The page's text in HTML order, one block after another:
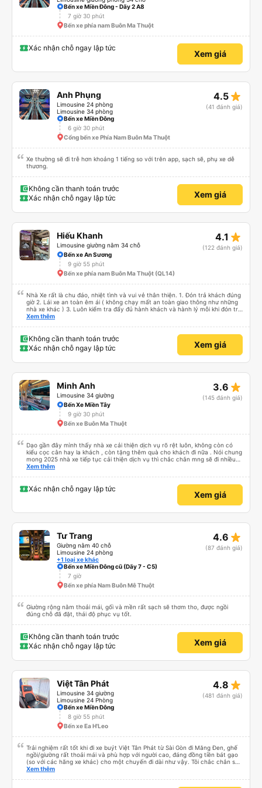
Bến xe Miền Đông - Dãy 2 A8
7 giờ 30 phút
Bến xe phía nam Buôn Ma Thuột
Xác nhận chỗ ngay lập tức
Xem giá
Anh Phụng
Limousine 24 phòng
Limousine 34 phòng
4.5 star_rate
(41 đánh giá)
Bến xe Miền Đông
6 giờ 30 phút
Cổng bến xe Phía Nam Buôn Ma Thuột
Xe thường sẽ đi trễ hơn khoảng 1 tiếng so với trên app, sạch sẽ, phụ xe dễ
thương.
Không cần thanh toán trước
Xác nhận chỗ ngay lập tức
Xem giá
Hiếu Khanh
Limousine giường nằm 34 chỗ
4.1 star_rate
(122 đánh giá)
Bến xe An Sương
9 giờ 55 phút
Bến xe phía nam Buôn Ma Thuột (QL14)
Nhà Xe rất là chu đáo, nhiệt tình và vui vẻ thân thiện. 1. Đón trả khách đúng
giờ 2. Lái xe an toàn êm ái ( không chạy mất an toàn giao thông như những
nhà xe khác ) 3. Luôn kiểm tra đẩy đủ hành khách và hành lý mỗi khi đón trả
khách. 4. Đặc biệt ngoài chăn gối và các tiện nghi khác, thì xe Hiếu Khanh
những chuyến đi tiếp theo. Chúc nhà xe tương lai càng phát triển và đội ngũ
công nhân viên của nhà xe luôn luôn vui vẻ giữ được sức khỏe !
Xem thêm
Không cần thanh toán trước
Xác nhận chỗ ngay lập tức
Xem giá
Minh Anh
Limousine 34 giường
3.6 star_rate
(145 đánh giá)
Bến Xe Miền Tây
9 giờ 30 phút
Bến xe Buôn Ma Thuột
Dạo gần đây mình thấy nhà xe cải thiện dịch vụ rõ rệt luôn, không còn có
kiểu cọc cằn hay la khách , còn tặng thêm quà cho khách đi nữa . Nói chung
mong 2025 nhà xe tiếp tục cải thiện dịch vụ thì chắc chắn mng sẽ đi nhiều
hơn .
Xem thêm
Xác nhận chỗ ngay lập tức
Xem giá
Tư Trang
Giường nằm 40 chỗ
Limousine 24 phòng
+1 loại xe khác
4.6 star_rate
(87 đánh giá)
Bến xe Miền Đông cũ (Dãy 7 - C5)
7 giờ
Bến xe phía Nam Buôn Mê Thuột
Giường rộng nằm thoải mái, gối và mền rất sạch sẽ thơm tho, được ngồi
đúng chỗ đã đặt, thái độ phục vụ tốt.
Không cần thanh toán trước
Xác nhận chỗ ngay lập tức
Xem giá
Việt Tân Phát
Limousine 34 giường
Limousine 24 Phòng
4.8 star_rate
(481 đánh giá)
Bến xe Miền Đông
8 giờ 55 phút
Bến xe Ea H'Leo
Trải nghiệm rất tốt khi đi xe buýt Việt Tân Phát từ Sài Gòn đi Măng Đen, ghế
ngồi/giường rất thoải mái và phù hợp với người cao, đáng đồng tiền bát gạo
(so với các hãng xe khác) cho một chuyến đi dài như vậy. Tôi chắc chắn sẽ
sử dụng lại sau.
Xem thêm